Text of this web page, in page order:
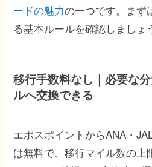
ードの魅力の一つです。まず
る基本ルールを確認しましょ
移行手数料なし｜必要な
ルへ交換できる
エポスポイントからANA・
は無料で、移行マイル数の上